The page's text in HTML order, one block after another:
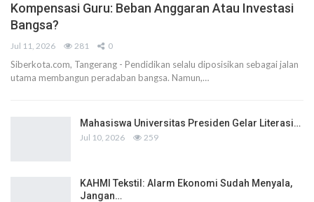
Kompensasi Guru: Beban Anggaran Atau Investasi
Bangsa?
Jul 11, 2026 281 0
Siberkota.com, Tangerang - Pendidikan selalu diposisikan sebagai jalan
utama membangun peradaban bangsa. Namun,…
Mahasiswa Universitas Presiden Gelar Literasi…
Jul 10, 2026 259
KAHMI Tekstil: Alarm Ekonomi Sudah Menyala,
Jangan…